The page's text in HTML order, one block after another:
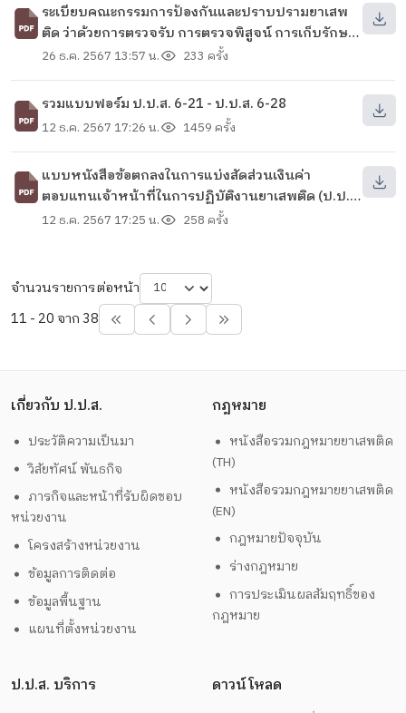
ระเบียบคณะกรรมการป้องกันและปราบปรามยาเสพ
ติด ว่าด้วยการตรวจรับ การตรวจพิสูจน์ การเก็บรักษา
การทำลาย การนำไปใช้ประโยชน์ และการรายงานยา
เสพติด พ.ศ. 2565
26 ธ.ค. 2567 13:57 น. 233 ครั้ง
รวมแบบฟอร์ม ป.ป.ส. 6-21 - ป.ป.ส. 6-28
12 ธ.ค. 2567 17:26 น. 1459 ครั้ง
แบบหนังสือข้อตกลงในการแบ่งสัดส่วนเงินค่า
ตอบแทนเจ้าหน้าที่ในการปฏิบัติงานยาเสพติด (ป.ป.ส.
6-28)
12 ธ.ค. 2567 17:25 น. 258 ครั้ง
จำนวนรายการต่อหน้า
11 - 20 จาก 38
เกี่ยวกับ ป.ป.ส.
ประวัติความเป็นมา
วิสัยทัศน์ พันธกิจ
ภารกิจและหน้าที่รับผิดชอบ
หน่วยงาน
โครงสร้างหน่วยงาน
ข้อมูลการติดต่อ
ข้อมูลพื้นฐาน
แผนที่ตั้งหน่วยงาน
กฎหมาย
หนังสือรวมกฎหมายยาเสพติด
(TH)
หนังสือรวมกฎหมายยาเสพติด
(EN)
กฎหมายปัจจุบัน
ร่างกฎหมาย
การประเมินผลสัมฤทธิ์ของ
กฎหมาย
ป.ป.ส. บริการ ดาวน์โหลด